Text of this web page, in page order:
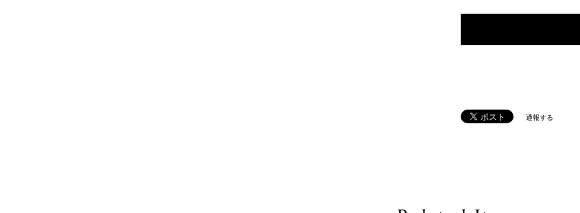
通報する